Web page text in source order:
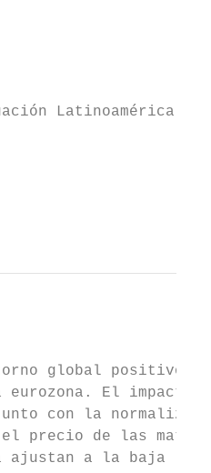
Latinoamérica
global positivo,
eurozona. El impacto
con la
precio de las
ajustan a la baja